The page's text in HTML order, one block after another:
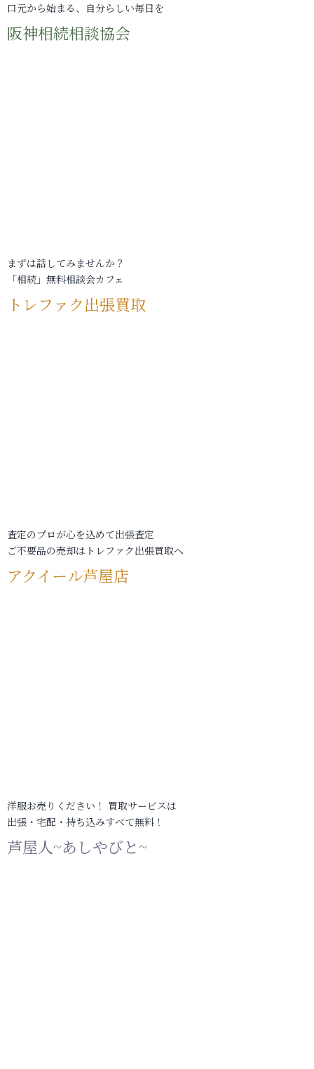
口元から始まる、自分らしい毎日を
阪神相続相談協会
まずは話してみませんか？
「相続」無料相談会カフェ
トレファク出張買取
査定のプロが心を込めて出張査定
ご不要品の売却はトレファク出張買取へ
アクイール芦屋店
洋服お売りください！ 買取サービスは
出張・宅配・持ち込みすべて無料！
芦屋人~あしやびと~